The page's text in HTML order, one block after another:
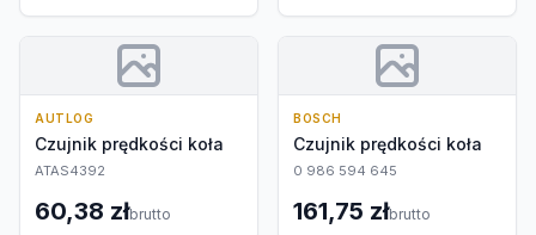
AUTLOG
Czujnik prędkości koła
ATAS4392
60,38 złbrutto
BOSCH
Czujnik prędkości koła
0 986 594 645
161,75 złbrutto